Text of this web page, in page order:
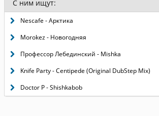
С ним ищут:
Nescafe - Арктика
Morokez - Новогодняя
Профессор Лебединский - Mishka
Knife Party - Centipede (Original DubStep Mix)
Doctor P - Shishkabob